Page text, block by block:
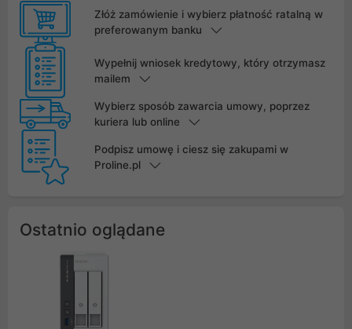
Złóż zamówienie i wybierz płatność ratalną w
preferowanym banku
Wypełnij wniosek kredytowy, który otrzymasz
mailem
Wybierz sposób zawarcia umowy, poprzez
kuriera lub online
Podpisz umowę i ciesz się zakupami w
Proline.pl
Ostatnio oglądane